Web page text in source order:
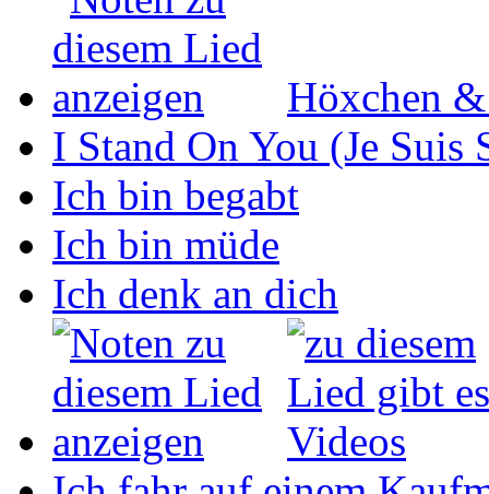
Höxchen
I Stand On You (Je Suis
Ich bin begabt
Ich bin müde
Ich denk an dich